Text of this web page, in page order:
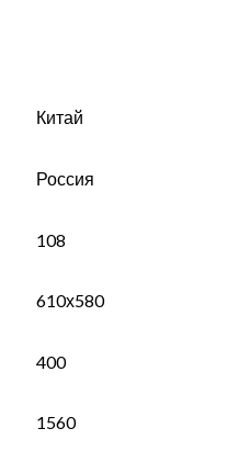
Китай
Россия
108
610х580
400
1560